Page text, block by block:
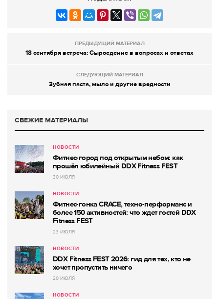
ПРЕДЫДУЩИЙ МАТЕРИАЛ
18 сентября встреча: Сыроедение в вопросах и ответах
СЛЕДУЮЩИЙ МАТЕРИАЛ
Зубная паста, мыло и другие вредности
СВЕЖИЕ МАТЕРИАЛЫ
НОВОСТИ
Фитнес-город под открытым небом: как
прошёл юбилейный DDX Fitness FEST
30 ИЮЛЯ
НОВОСТИ
Фитнес-гонка CRACE, техно-перформанс и
более 150 активностей: что ждет гостей DDX
Fitness FEST
23 ИЮЛЯ
НОВОСТИ
DDX Fitness FEST 2026: гид для тех, кто не
хочет пропустить ничего
20 ИЮЛЯ
НОВОСТИ